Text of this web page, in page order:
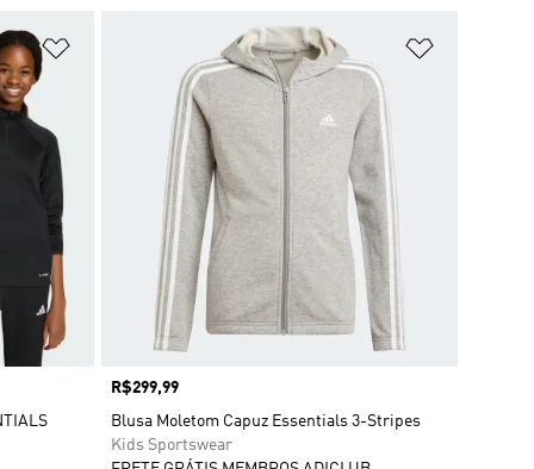
Adicionar à Lista de Desejos
Preço
R$299,99
Blusa Moletom Capuz Essentials 3-Stripes
Kids Sportswear